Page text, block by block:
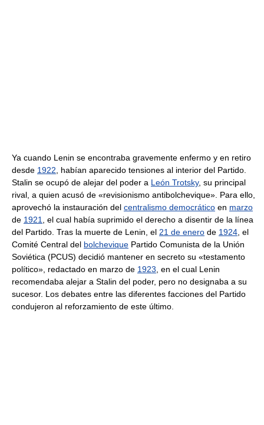
Ya cuando Lenin se encontraba gravemente enfermo y en retiro
desde 1922 , habían aparecido tensiones al interior del Partido.
Stalin se ocupó de alejar del poder a León Trotsky, su principal
rival, a quien acusó de «revisionismo antibolchevique». Para ello,
aprovechó la instauración del centralismo democrático en marzo
de 1921
, el cual había suprimido el derecho a disentir de la línea
del Partido. Tras la muerte de Lenin, el 21 de enero de 1924 , el
Comité Central del bolchevique Partido Comunista de la Unión
Soviética (PCUS) decidió mantener en secreto su «testamento
político», redactado en marzo de 1923 , en el cual Lenin
recomendaba alejar a Stalin del poder, pero no designaba a su
sucesor. Los debates entre las diferentes facciones del Partido
condujeron al reforzamiento de este último.